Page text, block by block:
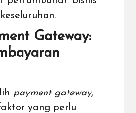
Gateway:
payment gateway,
yang perlu